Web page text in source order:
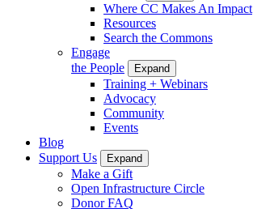
Where CC Makes An Impact
Resources
Search the Commons
Engage
the People
Expand
Training + Webinars
Advocacy
Community
Events
Blog
Support Us
Expand
Make a Gift
Open Infrastructure Circle
Donor FAQ